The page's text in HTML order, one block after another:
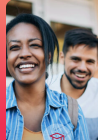
para a sua carreira.